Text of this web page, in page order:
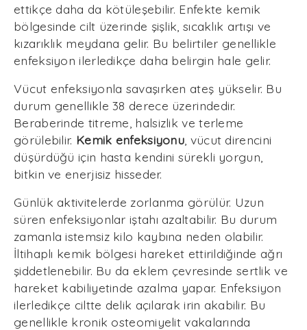
ettikçe daha da kötüleşebilir. Enfekte kemik
bölgesinde cilt üzerinde şişlik, sıcaklık artışı ve
kızarıklık meydana gelir. Bu belirtiler genellikle
enfeksiyon ilerledikçe daha belirgin hale gelir.
Vücut enfeksiyonla savaşırken ateş yükselir. Bu
durum genellikle 38 derece üzerindedir.
Beraberinde titreme, halsizlik ve terleme
görülebilir. Kemik enfeksiyonu , vücut direncini
düşürdüğü için hasta kendini sürekli yorgun,
bitkin ve enerjisiz hisseder.
Günlük aktivitelerde zorlanma görülür. Uzun
süren enfeksiyonlar iştahı azaltabilir. Bu durum
zamanla istemsiz kilo kaybına neden olabilir.
İltihaplı kemik bölgesi hareket ettirildiğinde ağrı
şiddetlenebilir. Bu da eklem çevresinde sertlik ve
hareket kabiliyetinde azalma yapar. Enfeksiyon
ilerledikçe ciltte delik açılarak irin akabilir. Bu
genellikle kronik osteomiyelit vakalarında